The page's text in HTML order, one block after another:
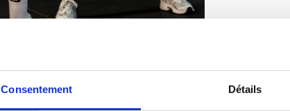
Consentement Détails